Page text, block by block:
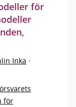
för
Inka ·
för